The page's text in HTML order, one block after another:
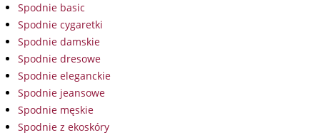
Spodnie basic
Spodnie cygaretki
Spodnie damskie
Spodnie dresowe
Spodnie eleganckie
Spodnie jeansowe
Spodnie męskie
Spodnie z ekoskóry